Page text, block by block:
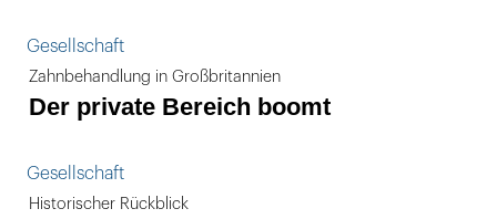
Gesellschaft
Zahnbehandlung in Großbritannien
Der private Bereich boomt
Gesellschaft
Historischer Rückblick